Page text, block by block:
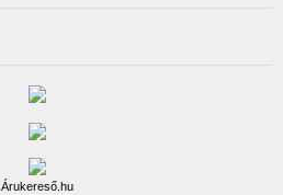
Árukereső.hu